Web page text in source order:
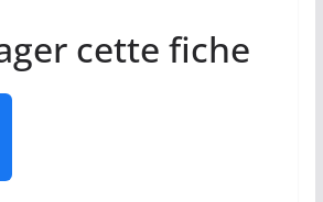
cette fiche